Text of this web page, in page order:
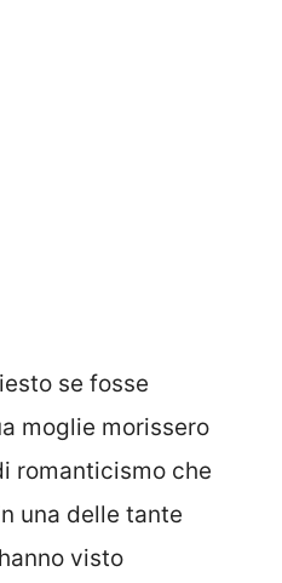
se fosse
moglie morissero
romanticismo che
una delle tante
visto